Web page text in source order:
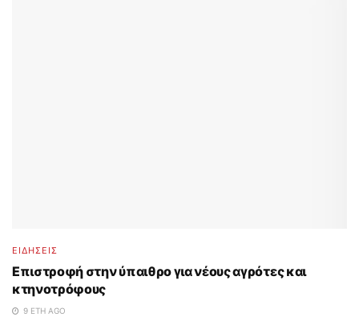
ΕΙΔΗΣΕΙΣ
Επιστροφή στην ύπαιθρο για νέους αγρότες και
κτηνοτρόφους
9 ΈΤΗ AGO